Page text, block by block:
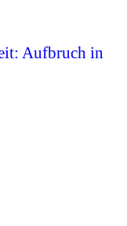
Aufbruch in